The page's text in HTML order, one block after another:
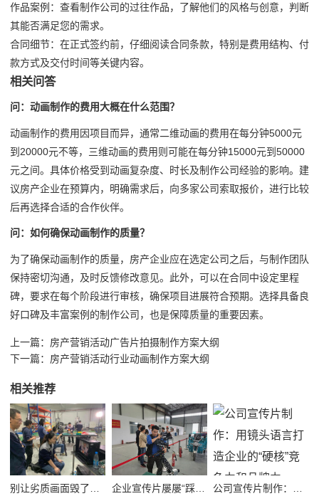
作品案例：查看制作公司的过往作品，了解他们的风格与创意，判断
其能否满足您的需求。
合同细节：在正式签约前，仔细阅读合同条款，特别是费用结构、付
款方式及交付时间等关键内容。
相关问答
问：动画制作的费用大概在什么范围？
动画制作的费用因项目而异，通常二维动画的费用在每分钟5000元
到20000元不等，三维动画的费用则可能在每分钟15000元到50000
元之间。具体价格受到动画复杂度、时长及制作公司经验的影响。建
议房产企业在预算内，明确需求后，向多家公司索取报价，进行比较
后再选择合适的合作伙伴。
问：如何确保动画制作的质量？
为了确保动画制作的质量，房产企业应在选定公司之后，与制作团队
保持密切沟通，及时反馈修改意见。此外，可以在合同中设定里程
碑，要求在每个阶段进行审核，确保项目进展符合预期。选择具备良
好口碑及丰富案例的制作公司，也是保障质量的重要因素。
上一篇： 房产营销活动广告片拍摄制作方案大纲
下一篇： 房产营销活动行业动画制作方案大纲
相关推荐